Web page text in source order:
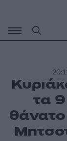
περιεχόμενο
τα